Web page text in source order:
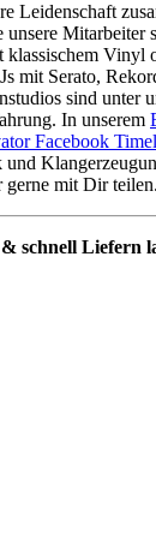
Leidenschaft
unsere Mitarbeiter
klassischem Vinyl
mit Serato,
sind unter
In unserem
Facebook
und
gerne mit Dir teilen.
schnell Liefern